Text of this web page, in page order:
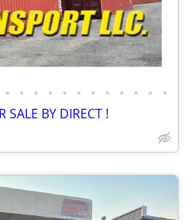
• • • • • • • • • • • •
SALE BY DIRECT !